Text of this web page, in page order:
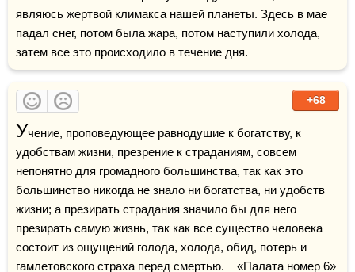
являюсь жертвой климакса нашей планеты. Здесь в мае
падал снег, потом была жара, потом наступили холода,
затем все это происходило в течение дня.
+68
Учение, проповедующее равнодушие к богатству, к
удобствам жизни, презрение к страданиям, совсем
непонятно для громадного большинства, так как это
жизни; а презирать страдания значило бы для него
презирать самую жизнь, так как все существо человека
состоит из ощущений голода, холода, обид, потерь и
гамлетовского страха перед смертью.    «Палата номер 6»